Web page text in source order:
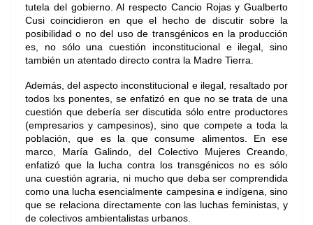
tutela del gobierno. Al respecto Cancio Rojas y Gualberto
Cusi coincidieron en que el hecho de discutir sobre la
posibilidad o no del uso de transgénicos en la producción
es, no sólo una cuestión inconstitucional e ilegal, sino
también un atentado directo contra la Madre Tierra.
Además, del aspecto inconstitucional e ilegal, resaltado por
todos lxs ponentes, se enfatizó en que no se trata de una
cuestión que debería ser discutida sólo entre productores
(empresarios y campesinos), sino que compete a toda la
población, que es la que consume alimentos. En ese
marco, María Galindo, del Colectivo Mujeres Creando,
enfatizó que la lucha contra los transgénicos no es sólo
una cuestión agraria, ni mucho que deba ser comprendida
como una lucha esencialmente campesina e indígena, sino
que se relaciona directamente con las luchas feministas, y
de colectivos ambientalistas urbanos.